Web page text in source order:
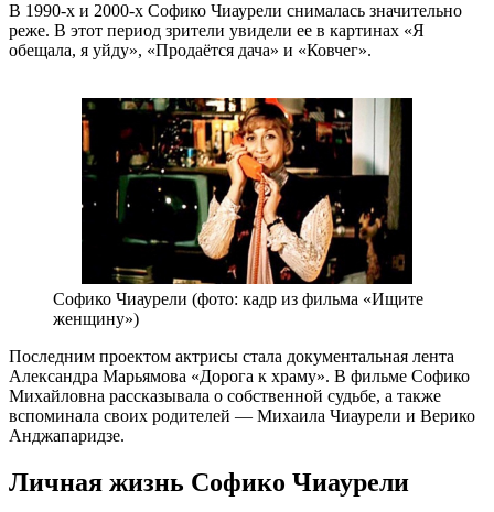
В 1990-х и 2000-х Софико Чиаурели снималась значительно
реже. В этот период зрители увидели ее в картинах «Я
обещала, я уйду», «Продаётся дача» и «Ковчег».
Софико Чиаурели (фото: кадр из фильма «Ищите
женщину»)
Последним проектом актрисы стала документальная лента
Александра Марьямова «Дорога к храму». В фильме Софико
Михайловна рассказывала о собственной судьбе, а также
вспоминала своих родителей — Михаила Чиаурели и Верико
Анджапаридзе.
Личная жизнь Софико Чиаурели